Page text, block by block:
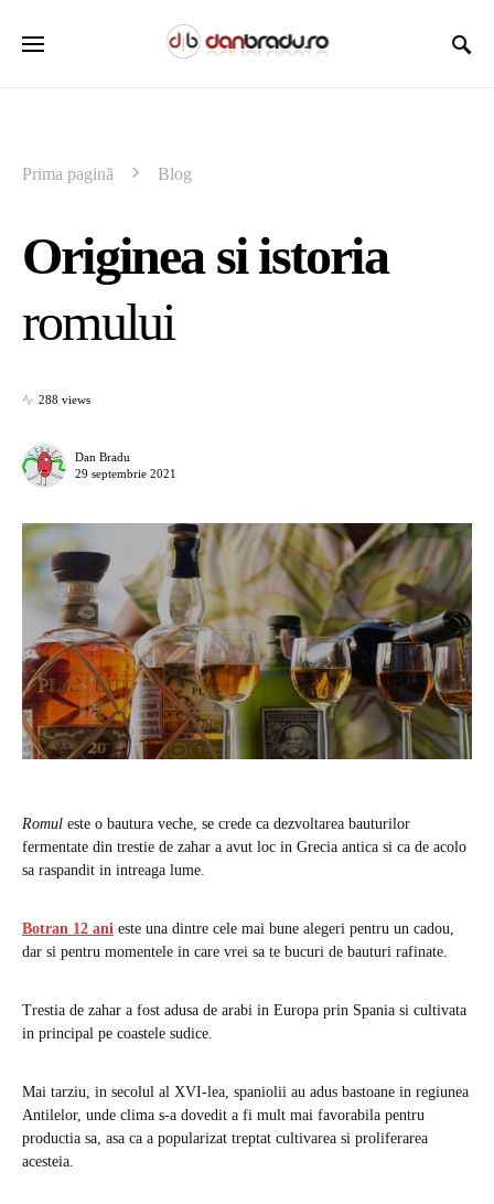
Prima pagină Blog
Originea si istoria
romului
288 views
Dan Bradu
29 septembrie 2021
Romul este o bautura veche, se crede ca dezvoltarea bauturilor
fermentate din trestie de zahar a avut loc in Grecia antica si ca de acolo
sa raspandit in intreaga lume.
Botran 12 ani este una dintre cele mai bune alegeri pentru un cadou,
dar si pentru momentele in care vrei sa te bucuri de bauturi rafinate.
Trestia de zahar a fost adusa de arabi in Europa prin Spania si cultivata
in principal pe coastele sudice.
Mai tarziu, in secolul al XVI-lea, spaniolii au adus bastoane in regiunea
Antilelor, unde clima s-a dovedit a fi mult mai favorabila pentru
productia sa, asa ca a popularizat treptat cultivarea si proliferarea
acesteia.